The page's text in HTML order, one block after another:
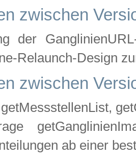
zwischen
der
Relaunch-Design
zwischen
ab einer